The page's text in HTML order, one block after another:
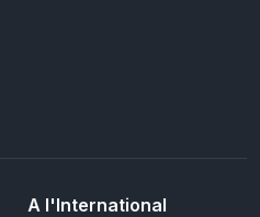
A l'International